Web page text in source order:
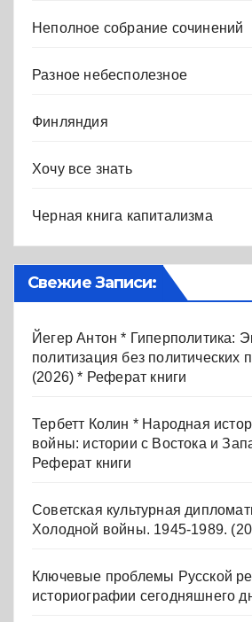
Неполное собрание сочинений
Разное небесполезное
Финляндия
Хочу все знать
Черная книга капитализма
Свежие Записи:
Йегер Антон * Гиперполитика:
политизация без политических
(2026) * Реферат книги
Тербетт Колин * Народная
войны: истории с Востока и
Реферат книги
Советская культурная
Холодной войны. 1945-1989.
Ключевые проблемы Русской
историографии сегодняшнего